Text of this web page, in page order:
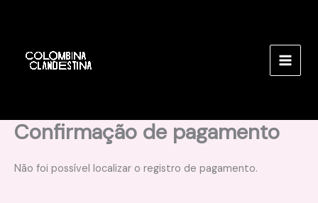
conteúdo
Confirmação de pagamento
Não foi possível localizar o registro de pagamento.